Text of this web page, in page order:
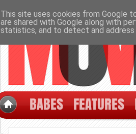
BABES FEATURES
This site uses cookies from Google
are shared with Google along with
statistics, and to detect and address